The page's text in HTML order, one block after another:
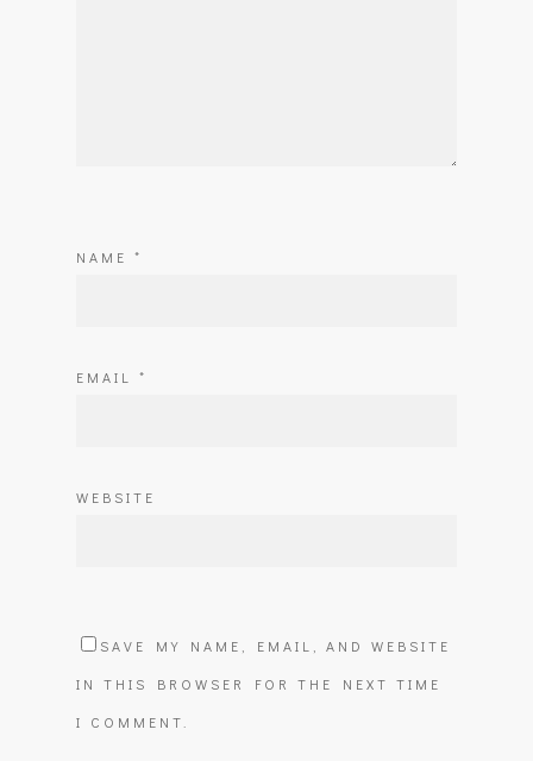
NAME *
EMAIL *
WEBSITE
SAVE MY NAME, EMAIL, AND WEBSITE
IN THIS BROWSER FOR THE NEXT TIME
I COMMENT.